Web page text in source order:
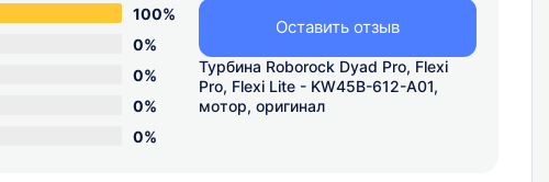
100%
0%
0%
0%
0%
Турбина Roborock Dyad Pro, Flexi
Pro, Flexi Lite - KW45B-612-A01,
мотор, оригинал
Оставить отзыв